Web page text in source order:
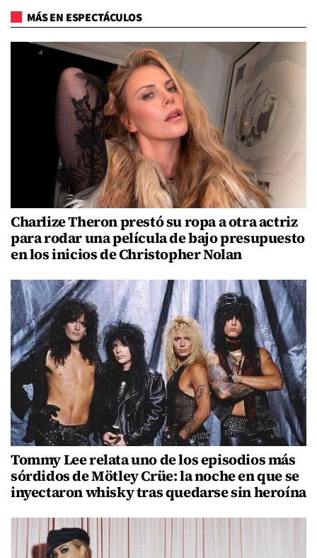
MÁS EN ESPECTÁCULOS
Charlize Theron prestó su ropa a otra actriz
para rodar una película de bajo presupuesto
en los inicios de Christopher Nolan
Tommy Lee relata uno de los episodios más
sórdidos de Mötley Crüe: la noche en que se
inyectaron whisky tras quedarse sin heroína